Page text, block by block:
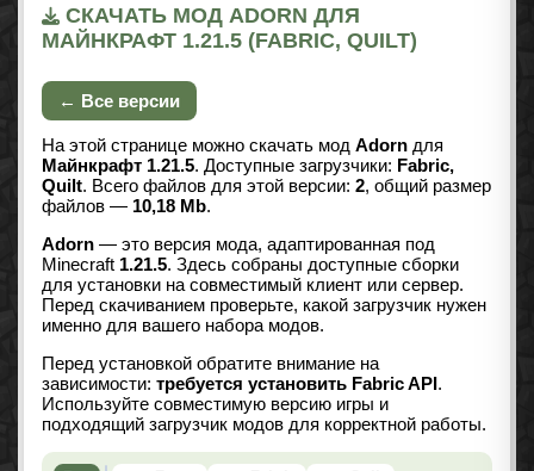
СКАЧАТЬ МОД ADORN ДЛЯ
МАЙНКРАФТ 1.21.5 (FABRIC, QUILT)
← Все версии
На этой странице можно скачать мод Adorn для
Майнкрафт 1.21.5. Доступные загрузчики: Fabric,
Quilt. Всего файлов для этой версии: 2, общий размер
файлов — 10,18 Mb.
Adorn — это версия мода, адаптированная под
Minecraft 1.21.5. Здесь собраны доступные сборки
для установки на совместимый клиент или сервер.
Перед скачиванием проверьте, какой загрузчик нужен
именно для вашего набора модов.
Перед установкой обратите внимание на
зависимости: требуется установить Fabric API.
Используйте совместимую версию игры и
подходящий загрузчик модов для корректной работы.